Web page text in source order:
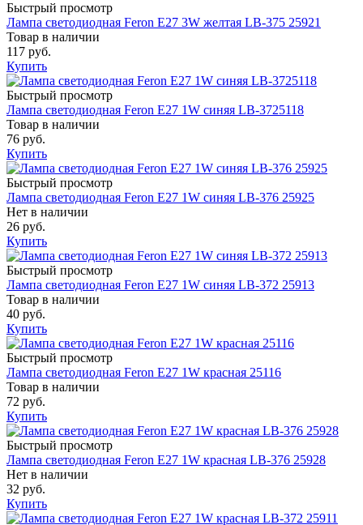
Быстрый просмотр
Лампа светодиодная Feron E27 3W желтая LB-375 25921
Товар в наличии
117 руб.
Купить
Быстрый просмотр
Лампа светодиодная Feron E27 1W синяя LB-3725118
Товар в наличии
76 руб.
Купить
Быстрый просмотр
Лампа светодиодная Feron E27 1W синяя LB-376 25925
Нет в наличии
26 руб.
Купить
Быстрый просмотр
Лампа светодиодная Feron E27 1W синяя LB-372 25913
Товар в наличии
40 руб.
Купить
Быстрый просмотр
Лампа светодиодная Feron E27 1W красная 25116
Товар в наличии
72 руб.
Купить
Быстрый просмотр
Лампа светодиодная Feron E27 1W красная LB-376 25928
Нет в наличии
32 руб.
Купить